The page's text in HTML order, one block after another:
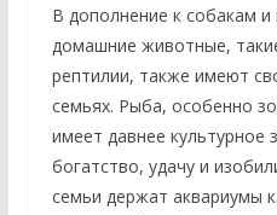
В дополнение к собакам и
домашние животные,
рептилии, также имеют
семьях. Рыба, особенно
имеет давнее культурное
богатство, удачу и
семьи держат аквариумы